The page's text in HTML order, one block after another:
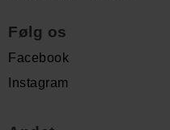
Følg os
Facebook
Instagram